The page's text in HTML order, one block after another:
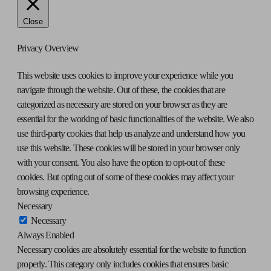
Close
Privacy Overview
This website uses cookies to improve your experience while you
navigate through the website. Out of these, the cookies that are
categorized as necessary are stored on your browser as they are
essential for the working of basic functionalities of the website. We also
use third-party cookies that help us analyze and understand how you
use this website. These cookies will be stored in your browser only
with your consent. You also have the option to opt-out of these
cookies. But opting out of some of these cookies may affect your
browsing experience.
Necessary
Necessary
Always Enabled
Necessary cookies are absolutely essential for the website to function
properly. This category only includes cookies that ensures basic